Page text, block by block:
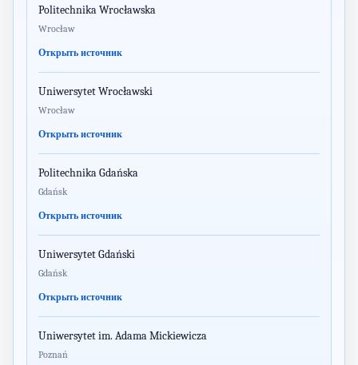
Politechnika Wrocławska
Wrocław
Открыть источник
Uniwersytet Wrocławski
Wrocław
Открыть источник
Politechnika Gdańska
Gdańsk
Открыть источник
Uniwersytet Gdański
Gdańsk
Открыть источник
Uniwersytet im. Adama Mickiewicza
Poznań